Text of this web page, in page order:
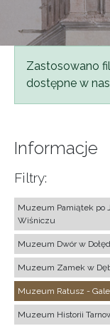
Komunikat
Zastosowano
dostępne w
Informacje
Filtry:
Muzeum Pamiątek po
Wiśniczu
Muzeum Dwór w
Muzeum Zamek w
Muzeum Ratusz -
Muzeum Historii